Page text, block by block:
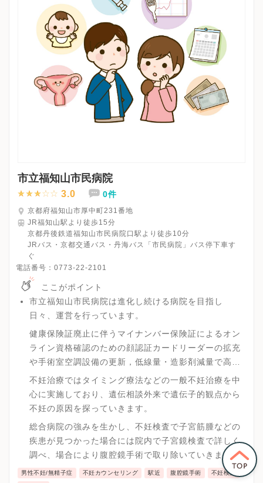
市立福知山市民病院
3.0 0件
京都府福知山市厚中町231番地
JR福知山駅より徒歩15分
京都丹後鉄道福知山市民病院口駅より徒歩10分
JRバス・京都交通バス・丹海バス「市民病院」バス停下車す
ぐ
電話番号： 0773-22-2101
ここがポイント
市立福知山市民病院は進化し続ける病院を目指し
日々、運営を行っています。
健康保険証廃止に伴うマイナンバー保険証によるオン
ライン資格確認のための顔認証カードリーダーの拡充
や手術室空調設備の更新，低線量・造影剤減量で高画
質が得られるAI搭載型CTの導入などのインフラ整備を
行い、ハイレベルな医療を大規模に実施できる環境を
用意しています。
不妊治療ではタイミング療法などの一般不妊治療を中
心に実施しており、遺伝相談外来で遺伝子的観点から
不妊の原因を探っていきます。
総合病院の強みを生かし、不妊検査で子宮筋腫などの
疾患が見つかった場合には院内で子宮鏡検査で詳しく
調べ、場合により腹腔鏡手術で取り除いていきます。
男性不妊/無精子症 不妊カウンセリング 駅近 腹腔鏡手術 不妊検査